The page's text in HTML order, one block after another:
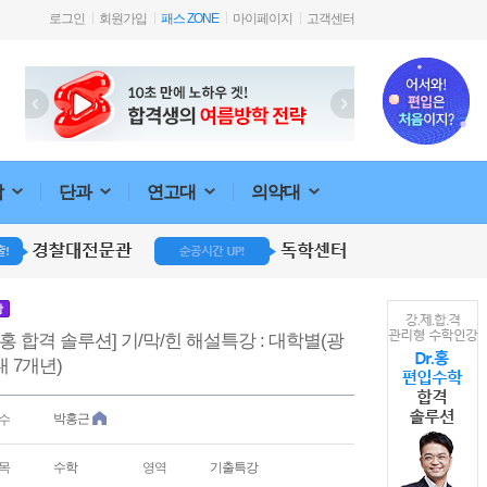
로그인 회원가입 패스 ZONE 마이페이지 고객센터
단과 연고대 의약대
합격 솔루션] 기/막/힌 해설특강 : 대학별(광
7개년)
박홍근
수학 영역 기출특강